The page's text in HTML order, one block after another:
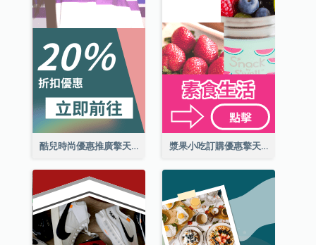
酷兒時尚優惠推廣擎天柱廣告 漿果小吃訂購優惠擎天柱廣告